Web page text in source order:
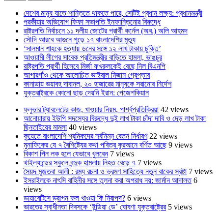
দেশের মানুষ যাতে শান্তিতে থাকতে পারে, সেটিই প্রধান লক্ষ্য: প্রধানমন্ত্রী
পরকীয়ার অভিযোগ ফিফা সভাপতি ইনফান্তিনোর বিরুদ্ধে
রাষ্ট্রপতি নির্বাচনে ১১ দলীয় জোটের প্রার্থী কর্নেল (অব.) অলি আহমদ
সৌদি আরবে আগুনে পুড়ে ১৭ বাংলাদেশির মৃত্যু
‘সালমান শাহকে হত্যায় ডনের সঙ্গে ১২ লাখ টাকায় চুক্তি’
আওয়ামী লীগের সাবেক প্রতিমন্ত্রীর বাড়িতে হামলা, ভাঙচুর
রাষ্ট্রপতি প্রার্থী হিসেবে মির্জা ফখরুলকেই বেছে নিল বিএনপি
আগারগাঁও থেকে আলোচিত ভাইরাল মিজান গ্রেপ্তার
কানাডায় ভয়াবহ দাবানল, ২০ হাজারের মানুষকে সরানোর নির্দেশ
যুক্তরাষ্ট্রকে কোনো ছাড় দেয়নি ইরান: পেজেশকিয়ান
ফ্লুভার ট্যাবলেটের কাজ, খাওয়ার নিয়ম, পার্শ্বপ্রতিক্রিয়া 42 views
আনোয়ারায় ইউপি সদস্যের বিরুদ্ধে দুই লাখ টাকা চাঁদা দাবি ও দেড় লাখ টাকা
ছিনতাইয়ের মামলা 40 views
কুয়েতে বাংলাদেশি শ্রমিকদের সর্বনিম্ন বেতন নির্ধারণ 22 views
মুনাফিকের যে ৭ বৈশিষ্ট্যের কথা পবিত্র কুরআনে বর্ণিত আছে 9 views
বিকাশ পিন লক হলে যেভাবে খুলবেন 7 views
থাইল্যান্ডের স্কুলে বন্দুক হামলায় নিহত বেড়ে ৭ 7 views
সৈয়দ মুজতবা আলী : রম্য রচনা ও ভ্রমণ সাহিত্যে নতুন বাকের স্রষ্টা 7 views
ইসরাইলকে নাৎসি বাহিনীর সঙ্গে তুলনা করা অপরাধ নয়: জার্মান আদালত 6
views
ডায়াবেটিসে ড্রাগন ফল খাওয়া কি নিরাপদ? 6 views
ভারতের স্বাধীনতা দিবসকে ‘ইন্ডিয়া ডে’ ঘোষণা যুক্তরাষ্ট্রের 5 views